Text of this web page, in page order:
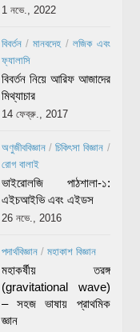
1 নভে., 2022
বিবর্তন/মানবদেহ /লজিক এবং
ফ্যালাসি
বিবর্তন নিয়ে আরিফ আজাদের
মিথ্যাচার
14 ফেব্রু., 2017
অণুজীববিজ্ঞান/চিকিৎসা বিজ্ঞান /
রোগ বালাই
ভাইরোলজি পাঠশালা-১:
এইচআইভি এবং এইডস
26 নভে., 2016
পদার্থবিজ্ঞান/ মহাকাশ বিজ্ঞান
মহাকর্ষীয় তরঙ্গ
(gravitational wave)
– সহজ ভাষায় প্রাথমিক
জ্ঞান